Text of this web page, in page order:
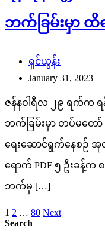
ဘက်ခြမ်းမှာ ထိ
ရှင်ယွန်း
January 31, 2023
ဇန်နဝါရီလ ၂၉ ရက်က ရ
ဘက်ခြမ်းမှာ တပ်မတော်
ရေးဆောင်ရွက်နေစဉ်
ရောက် PDF ၅ ဦးခ
ဘက်မှ […]
Posts
pagination
1 2 … 80 Next
Search